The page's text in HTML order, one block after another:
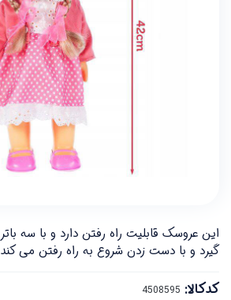
گیرد و با دست زدن شروع به راه رفتن می کند
کدکالا: